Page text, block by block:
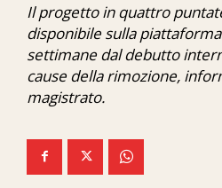
Economia
Ita-Mondo
C7 Play
We Calabria
Mix Zone
Il progetto in quattro
disponibile sulla
settimane dal debutto
cause della rimozione,
magistrato.